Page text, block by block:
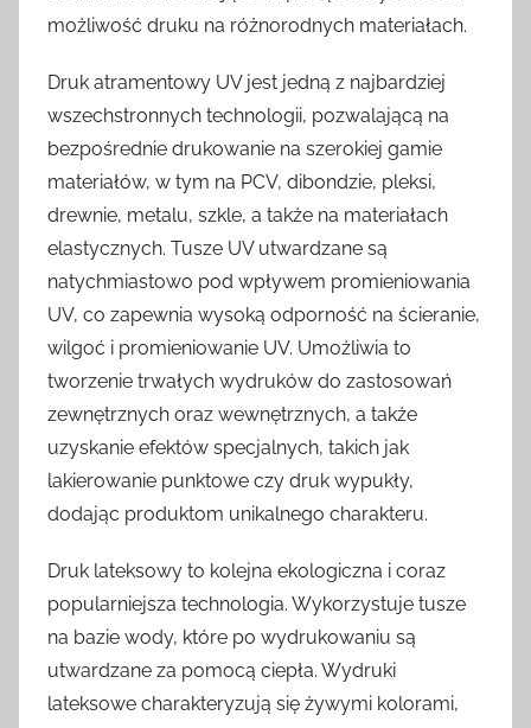
możliwość druku na różnorodnych materiałach.
Druk atramentowy UV jest jedną z najbardziej
wszechstronnych technologii, pozwalającą na
bezpośrednie drukowanie na szerokiej gamie
materiałów, w tym na PCV, dibondzie, pleksi,
drewnie, metalu, szkle, a także na materiałach
elastycznych. Tusze UV utwardzane są
natychmiastowo pod wpływem promieniowania
UV, co zapewnia wysoką odporność na ścieranie,
wilgoć i promieniowanie UV. Umożliwia to
tworzenie trwałych wydruków do zastosowań
zewnętrznych oraz wewnętrznych, a także
uzyskanie efektów specjalnych, takich jak
lakierowanie punktowe czy druk wypukły,
dodając produktom unikalnego charakteru.
Druk lateksowy to kolejna ekologiczna i coraz
popularniejsza technologia. Wykorzystuje tusze
na bazie wody, które po wydrukowaniu są
utwardzane za pomocą ciepła. Wydruki
lateksowe charakteryzują się żywymi kolorami,